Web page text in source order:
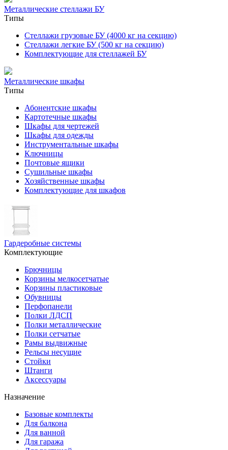
Металлические стеллажи БУ
Типы
Стеллажи грузовые БУ (4000 кг на секцию)
Стеллажи легкие БУ (500 кг на секцию)
Комплектующие для стеллажей БУ
Металлические шкафы
Типы
Абонентские шкафы
Картотечные шкафы
Шкафы для чертежей
Шкафы для одежды
Инструментальные шкафы
Ключницы
Почтовые ящики
Сушильные шкафы
Хозяйственные шкафы
Комплектующие для шкафов
Гардеробные системы
Комплектующие
Брючницы
Корзины мелкосетчатые
Корзины пластиковые
Обувницы
Перфопанели
Полки ЛДСП
Полки металлические
Полки сетчатые
Рамы выдвижные
Рельсы несущие
Стойки
Штанги
Аксессуары
Назначение
Базовые комплекты
Для балкона
Для ванной
Для гаража